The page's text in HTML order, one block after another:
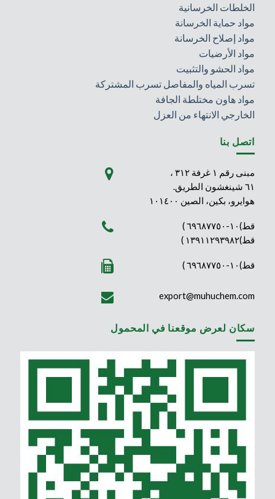
الخلطات الخرسانية
مواد حماية الخرسانة
مواد إصلاح الخرسانة
مواد الأرضيات
مواد الحشو والتثبيت
تسرب المياه والمفاصل تسرب المشتركة
مواد هاون مختلطة الجافة
الخارجي الانتهاء من العزل
اتصل بنا
مبنى رقم ١ غرفة ٣١٢ ،
٦١ شينغشون الطريق.
هوايرو، بكين، الصين ١٠١٤٠٠
قط)١٠-٦٩٦٨٧٧٥٠ )
قط)١٣٩١١٢٩٣٩٨٢ )
قط)١٠-٦٩٦٨٧٧٥٠ )
export@muhuchem.com
سكان لعرض موقعنا في المحمول